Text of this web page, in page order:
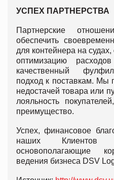
УСПЕХ ПАРТНЕРСТВА
Партнерские
обеспечить
для контейнера на
оптимизацию
качественный
подход к поставкам. Мы
недостачей товара или
лояльность
преимущество.
Успех, финансовое
наших
основополагающие
ведения бизнеса DSV